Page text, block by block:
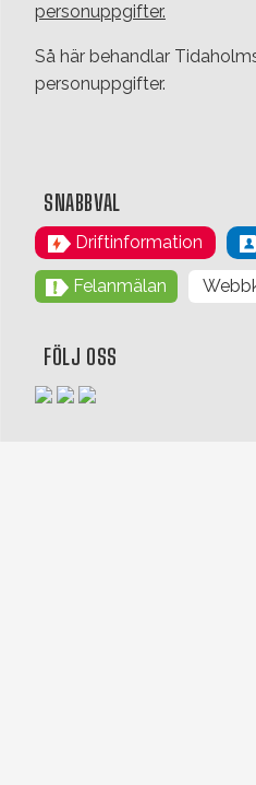
personuppgifter.
Så här behandlar
personuppgifter.
SNABBVAL
Driftinformation
Felanmälan
FÖLJ OSS